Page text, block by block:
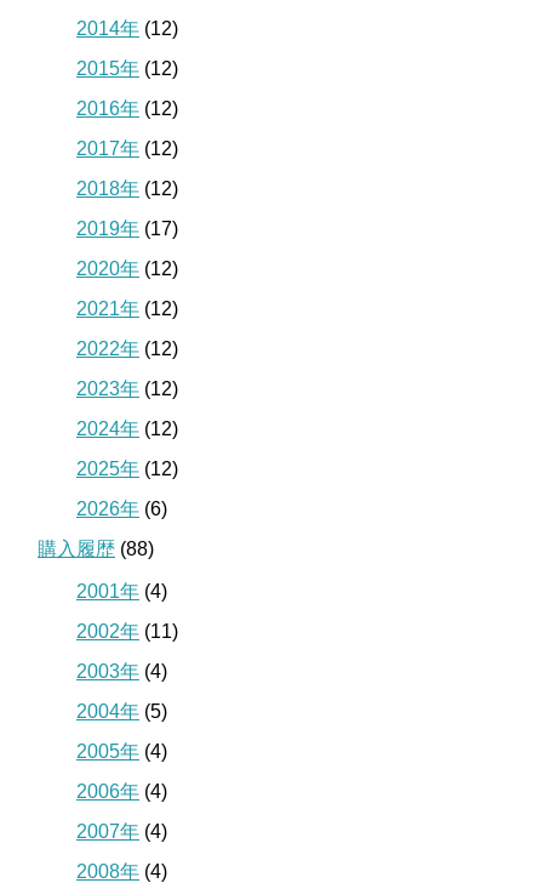
2014年 (12)
2015年 (12)
2016年 (12)
2017年 (12)
2018年 (12)
2019年 (17)
2020年 (12)
2021年 (12)
2022年 (12)
2023年 (12)
2024年 (12)
2025年 (12)
2026年 (6)
購入履歴 (88)
2001年 (4)
2002年 (11)
2003年 (4)
2004年 (5)
2005年 (4)
2006年 (4)
2007年 (4)
2008年 (4)